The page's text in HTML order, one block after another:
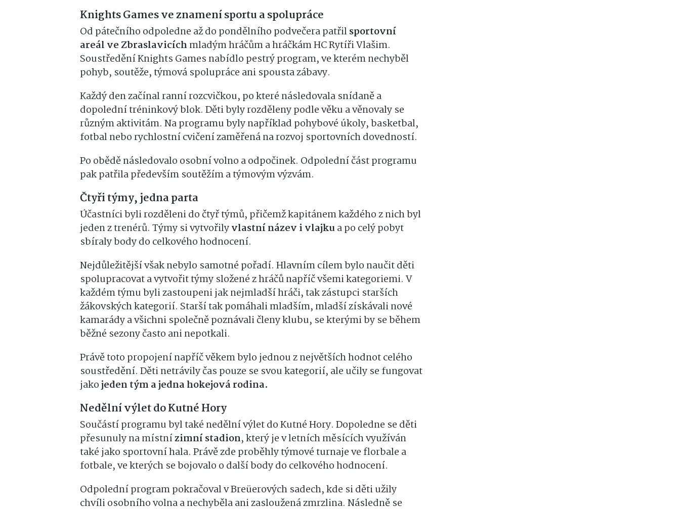
Knights Games ve znamení sportu a spolupráce
Od pátečního odpoledne až do pondělního podvečera patřilsportovní
areál ve Zbraslavicích mladým hráčům a hráčkám HC Rytíři Vlašim.
Soustředění Knights Games nabídlo pestrý program, ve kterém nechyběl
pohyb, soutěže, týmová spolupráce ani spousta zábavy.
Každý den začínal ranní rozcvičkou, po které následovala snídaně a
dopolední tréninkový blok. Děti byly rozděleny podle věku a věnovaly se
různým aktivitám. Na programu byly například pohybové úkoly, basketbal,
fotbal nebo rychlostní cvičení zaměřená na rozvoj sportovních dovedností.
Po obědě následovalo osobní volno a odpočinek. Odpolední část programu
pak patřila především soutěžím a týmovým výzvám.
Čtyři týmy, jedna parta
Účastníci byli rozděleni do čtyř týmů, přičemž kapitánem každého z nich byl
jeden z trenérů. Týmy si vytvořilyvlastní název i vlajkua po celý pobyt
sbíraly body do celkového hodnocení.
Nejdůležitější však nebylo samotné pořadí. Hlavním cílem bylo naučit děti
spolupracovat a vytvořit týmy složené z hráčů napříč všemi kategoriemi. V
každém týmu byli zastoupeni jak nejmladší hráči, tak zástupci starších
žákovských kategorií. Starší tak pomáhali mladším, mladší získávali nové
kamarády a všichni společně poznávali členy klubu, se kterými by se během
běžné sezony často ani nepotkali.
Právě toto propojení napříč věkem bylo jednou z největších hodnot celého
soustředění. Děti netrávily čas pouze se svou kategorií, ale učily se fungovat
jakojeden tým a jedna hokejová rodina.
Nedělní výlet do Kutné Hory
Součástí programu byl také nedělní výlet do Kutné Hory. Dopoledne se děti
přesunuly na místnízimní stadion, který je v letních měsících využíván
také jako sportovní hala. Právě zde proběhly týmové turnaje ve florbale a
fotbale, ve kterých se bojovalo o další body do celkového hodnocení.
Odpolední program pokračoval v Breüerových sadech, kde si děti užily
chvíli osobního volna a nechyběla ani zasloužená zmrzlina. Následně se